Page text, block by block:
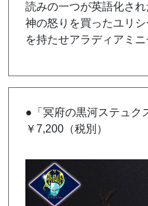
読みの一つが英語化され
神の怒りを買ったユリ
を持たせアラディアミ
●「冥府の黒河ステュク
￥7,200（税別）